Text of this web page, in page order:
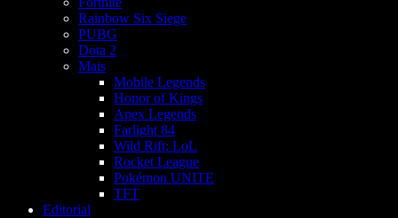
Rainbow Six Siege
PUBG
Dota 2
Mais
Mobile Legends
Honor of Kings
Apex Legends
Farlight 84
Wild Rift: LoL
Rocket League
Pokémon UNITE
TFT
Editorial